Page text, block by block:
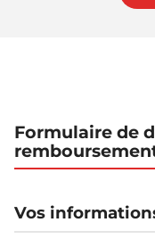
Formulaire de
Vos